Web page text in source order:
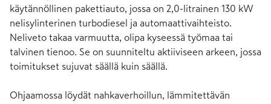
käytännöllinen pakettiauto, jossa on 2,0-litrainen 130 kW
nelisylinterinen turbodiesel ja automaattivaihteisto.
Neliveto takaa varmuutta, olipa kyseessä työmaa tai
talvinen tienoo. Se on suunniteltu aktiiviseen arkeen, jossa
toimitukset sujuvat säällä kuin säällä.
Ohjaamossa löydät nahkaverhoillun, lämmitettävän